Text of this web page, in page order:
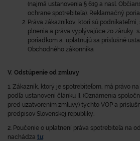
(najmä ustanovenia § 619 a nasl.
ochrane spotrebiteľa). Reklamačný
Práva zákazníkov, ktorí sú
plnenia a práva vyplývajúce zo záruky
poriadkom a uplatňujú sa príslušné
Obchodného zákonníka
V. Odstúpenie od zmluvy
1. Zákazník, ktorý je spotrebiteľom, má právo
podľa ustanovení článku II. (Oznámenia
pred uzatvorením zmluvy) týchto VOP a
predpisov Slovenskej republiky.
2. Poučenie o uplatnení práva spotrebiteľa na
nachádza tu: